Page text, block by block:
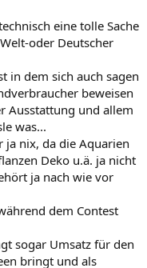
eine tolle Sache
oder Deutscher
in dem sich auch sagen
beweisen
Ausstattung und allem
was...
ja nix, da die Aquarien
Deko u.ä. ja nicht
ja nach wie vor
dem Contest
sogar Umsatz für den
bringt und als